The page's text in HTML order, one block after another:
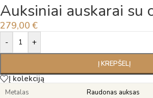
Auksiniai auskarai su
279,00 €
- +
Į KREPŠELĮ
Alternative:
Į kolekciją
Metalas Raudonas auksas